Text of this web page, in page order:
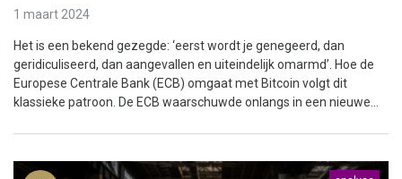
1 maart 2024
Het is een bekend gezegde: ‘eerst wordt je genegeerd, dan
geridiculiseerd, dan aangevallen en uiteindelijk omarmd’. Hoe de
Europese Centrale Bank (ECB) omgaat met Bitcoin volgt dit
klassieke patroon. De ECB waarschuwde onlangs in een nieuwe...